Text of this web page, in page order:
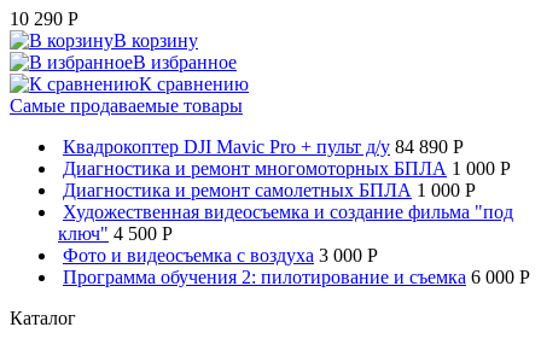
10 290 P
В корзину
В избранное
К сравнению
Самые продаваемые товары
Квадрокоптер DJI Mavic Pro + пульт д/у 84 890 P
Диагностика и ремонт многомоторных БПЛА 1 000 P
Диагностика и ремонт самолетных БПЛА 1 000 P
Художественная видеосъемка и создание фильма "под
ключ" 4 500 P
Фото и видеосъемка с воздуха 3 000 P
Программа обучения 2: пилотирование и съемка 6 000 P
Каталог